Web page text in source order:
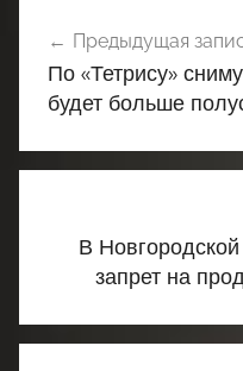
по
записям
Предыдущая
По «Тетрису»
будет больше
В
запрет на